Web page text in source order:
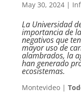
May 30, 2024|
La Universidad
importancia de
negativos que
mayor uso de
alambrados, la
han generado
ecosistemas.
Montevideo |